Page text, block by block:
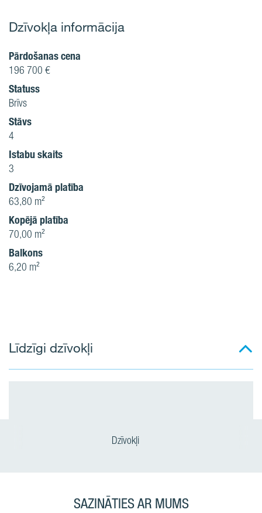
Dzīvokļa informācija
Pārdošanas cena
196 700 €
Statuss
Brīvs
Stāvs
4
Istabu skaits
3
Dzīvojamā platība
63,80 m²
Kopējā platība
70,00 m²
Balkons
6,20 m²
Līdzīgi dzīvokļi
Dzīvokļi
SAZINĀTIES AR MUMS